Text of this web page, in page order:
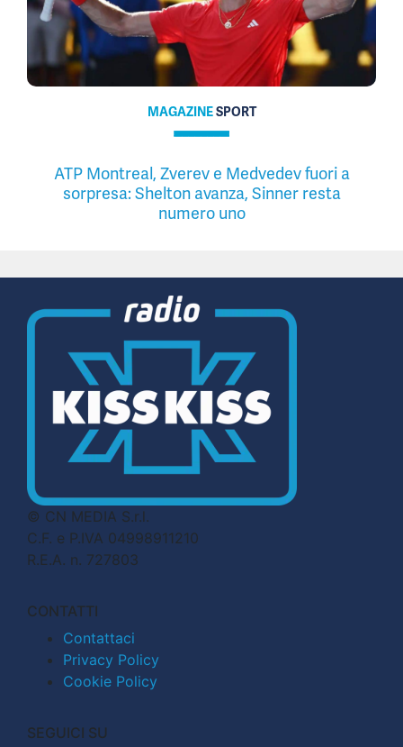
MAGAZINESPORT
ATP Montreal, Zverev e Medvedev fuori a
sorpresa: Shelton avanza, Sinner resta
numero uno
© CN MEDIA S.r.l.
C.F. e P.IVA 04998911210
R.E.A. n. 727803
CONTATTI
Contattaci
Privacy Policy
Cookie Policy
SEGUICI SU